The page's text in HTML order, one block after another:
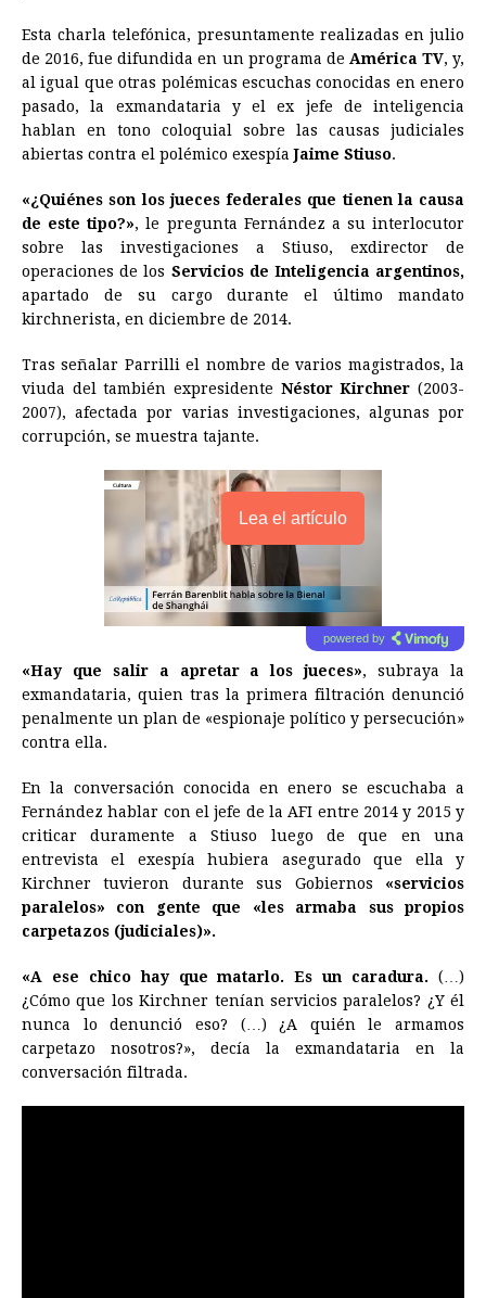
Esta charla telefónica, presuntamente realizadas en julio
de 2016, fue difundida en un programa de América TV, y,
al igual que otras polémicas escuchas conocidas en enero
pasado, la exmandataria y el ex jefe de inteligencia
hablan en tono coloquial sobre las causas judiciales
abiertas contra el polémico exespía Jaime Stiuso.
«¿Quiénes son los jueces federales que tienen la causa
de este tipo?», le pregunta Fernández a su interlocutor
sobre las investigaciones a Stiuso, exdirector de
operaciones de los Servicios de Inteligencia argentinos,
apartado de su cargo durante el último mandato
kirchnerista, en diciembre de 2014.
Tras señalar Parrilli el nombre de varios magistrados, la
viuda del también expresidente Néstor Kirchner (2003-
2007), afectada por varias investigaciones, algunas por
corrupción, se muestra tajante.
Lea el artículo
powered by
«Hay que salir a apretar a los jueces», subraya la
exmandataria, quien tras la primera filtración denunció
penalmente un plan de «espionaje político y persecución»
contra ella.
En la conversación conocida en enero se escuchaba a
Fernández hablar con el jefe de la AFI entre 2014 y 2015 y
criticar duramente a Stiuso luego de que en una
entrevista el exespía hubiera asegurado que ella y
Kirchner tuvieron durante sus Gobiernos «servicios
paralelos» con gente que «les armaba sus propios
carpetazos (judiciales)».
«A ese chico hay que matarlo. Es un caradura. (…)
¿Cómo que los Kirchner tenían servicios paralelos? ¿Y él
nunca lo denunció eso? (…) ¿A quién le armamos
carpetazo nosotros?», decía la exmandataria en la
conversación filtrada.